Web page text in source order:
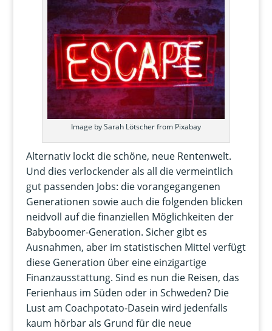
Image by Sarah Lötscher from Pixabay
Alternativ lockt die schöne, neue Rentenwelt.
Und dies verlockender als all die vermeintlich
gut passenden Jobs: die vorangegangenen
Generationen sowie auch die folgenden blicken
neidvoll auf die finanziellen Möglichkeiten der
Babyboomer-Generation. Sicher gibt es
Ausnahmen, aber im statistischen Mittel verfügt
diese Generation über eine einzigartige
Finanzausstattung. Sind es nun die Reisen, das
Ferienhaus im Süden oder in Schweden? Die
Lust am Coachpotato-Dasein wird jedenfalls
kaum hörbar als Grund für die neue